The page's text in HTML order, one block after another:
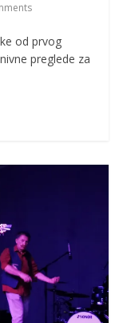
od prvog
preglede za